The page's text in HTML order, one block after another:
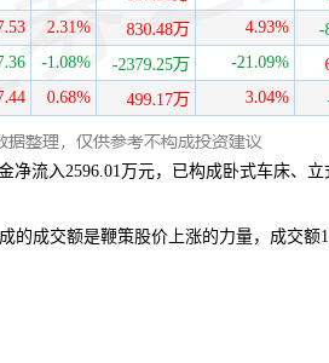
流入2596.01万元，已构成卧式车床、
成交额是鞭策股价上涨的力量，成交额